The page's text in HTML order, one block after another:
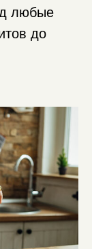
любые
до